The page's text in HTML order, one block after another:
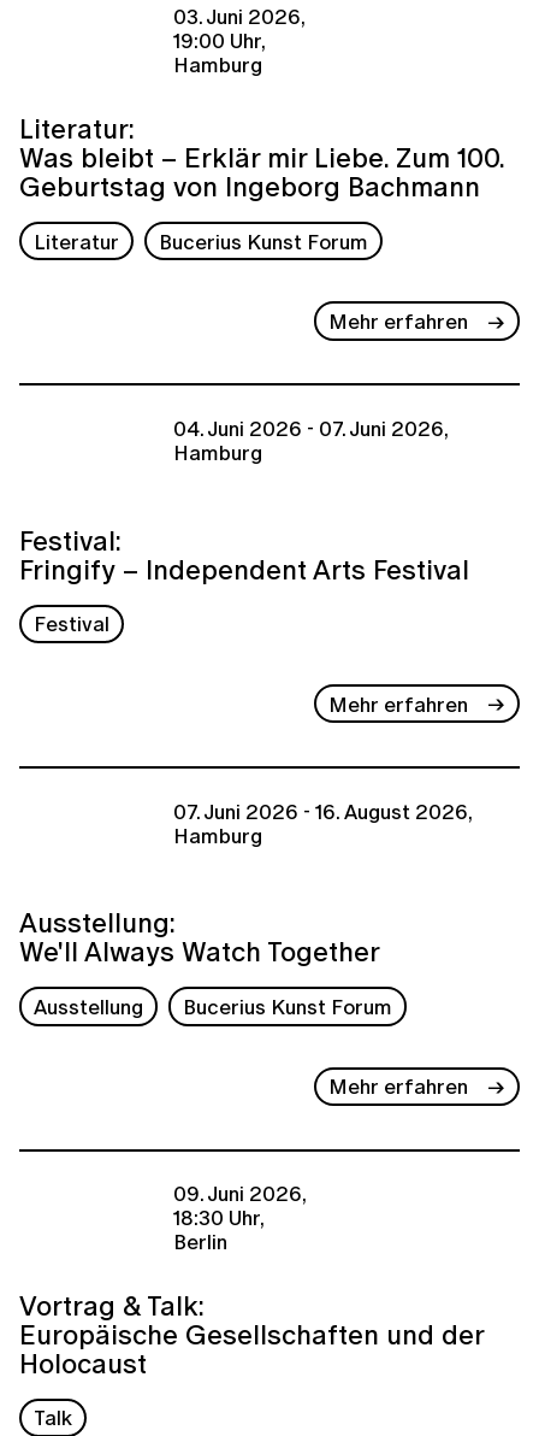
03. Juni 2026,
19:00 Uhr,
Hamburg
Literatur:
Was bleibt – Erklär mir Liebe. Zum 100.
Geburtstag von Ingeborg Bachmann
Literatur Bucerius Kunst Forum
Mehr erfahren
04. Juni 2026 - 07. Juni 2026,
Hamburg
Festival:
Fringify – Independent Arts Festival
Festival
Mehr erfahren
07. Juni 2026 - 16. August 2026,
Hamburg
Ausstellung:
We'll Always Watch Together
Ausstellung Bucerius Kunst Forum
Mehr erfahren
09. Juni 2026,
18:30 Uhr,
Berlin
Vortrag & Talk:
Europäische Gesellschaften und der
Holocaust
Talk